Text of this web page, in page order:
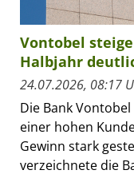
Vontobel
Halbjahr
24.07.2026, 08:17
Die Bank
einer hohen
Gewinn stark
verzeichnete die